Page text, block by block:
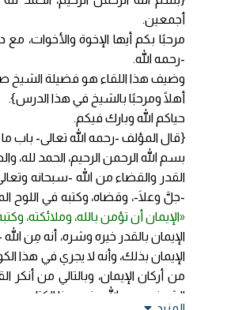
أجمعين.
مرحبًا بكم أيها الإخوة والأخوات،
-رحمه الله.
وضيف هذا اللقاء هو فضيلة الشيخ
أهلًا ومرحبًا بالشيخ في هذا الدرس}.
حياكم الله وبارك فيكم.
{قال المؤلف -رحمه الله تعالى- باب
بسم الله الرحمن الرحيم، الحمد لله،
القدر والقضاء من الله -سبحانه
-جلَّ وعلَا-، وقضاه، وكتبه في اللوح
«الإيمان أن تؤمن بالله، وملائكته،
الإيمان بالقدر خيره وشره، أنه مِن
الإيمان بذلك، وأنه لا يجري في هذا
من أركان الإيمان، وبالتالي من
الشيخ -رحمه الله- في هذا الكتاب.